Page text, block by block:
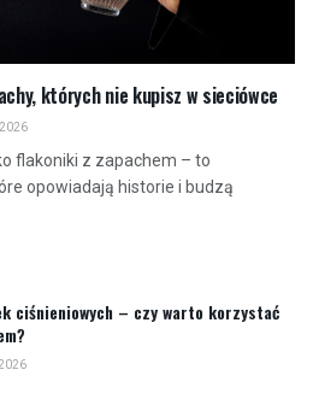
których nie kupisz w sieciówce
flakoniki z zapachem – to
opowiadają historie i budzą
ciśnieniowych – czy warto korzystać